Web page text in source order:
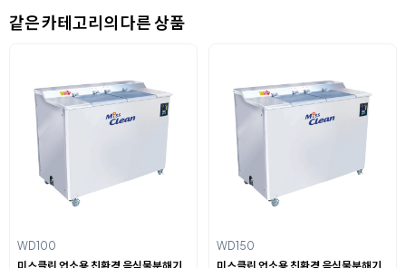
같은 카테고리의 다른 상품
WD100
WD150